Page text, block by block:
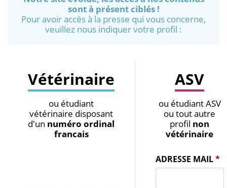
sont à présent ciblés !
Pour avoir accès à la presse qui vous concerne,
veuillez nous indiquer votre profil :
Vétérinaire
ou étudiant
vétérinaire disposant
d'un numéro ordinal
francais
ASV
ou étudiant ASV
ou tout autre
profil non
vétérinaire
ADRESSE MAIL*